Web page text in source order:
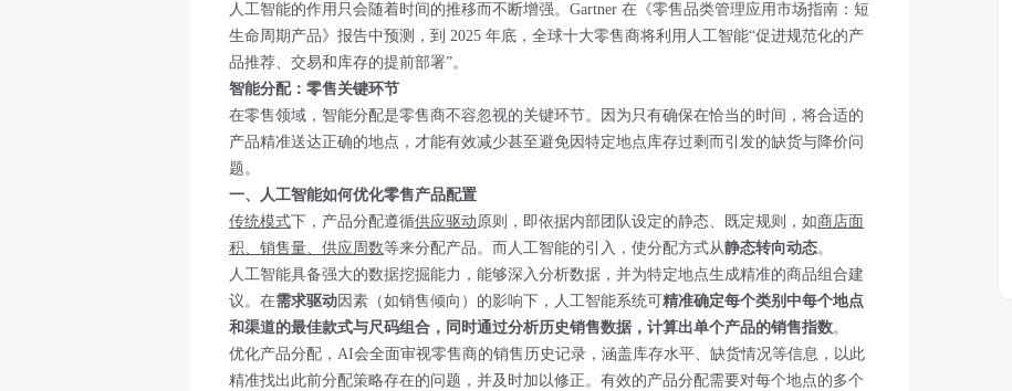
人工智能的作用只会随着时间的推移而不断增强。Gartner 在《零售品类管理应用市场指南：短
生命周期产品》报告中预测，到 2025 年底，全球十大零售商将利用人工智能“促进规范化的产
品推荐、交易和库存的提前部署”。
智能分配：零售关键环节
在零售领域，智能分配是零售商不容忽视的关键环节。因为只有确保在恰当的时间，将合适的
产品精准送达正确的地点，才能有效减少甚至避免因特定地点库存过剩而引发的缺货与降价问
题。
一、人工智能如何优化零售产品配置
传统模式下，产品分配遵循供应驱动原则，即依据内部团队设定的静态、既定规则，如商店面
积、销售量、供应周数等来分配产品。而人工智能的引入，使分配方式从静态转向动态。
人工智能具备强大的数据挖掘能力，能够深入分析数据，并为特定地点生成精准的商品组合建
议。在需求驱动因素（如销售倾向）的影响下，人工智能系统可精准确定每个类别中每个地点
和渠道的最佳款式与尺码组合，同时通过分析历史销售数据，计算出单个产品的销售指数。
优化产品分配，AI会全面审视零售商的销售历史记录，涵盖库存水平、缺货情况等信息，以此
精准找出此前分配策略存在的问题，并及时加以修正。有效的产品分配需要对每个地点的多个